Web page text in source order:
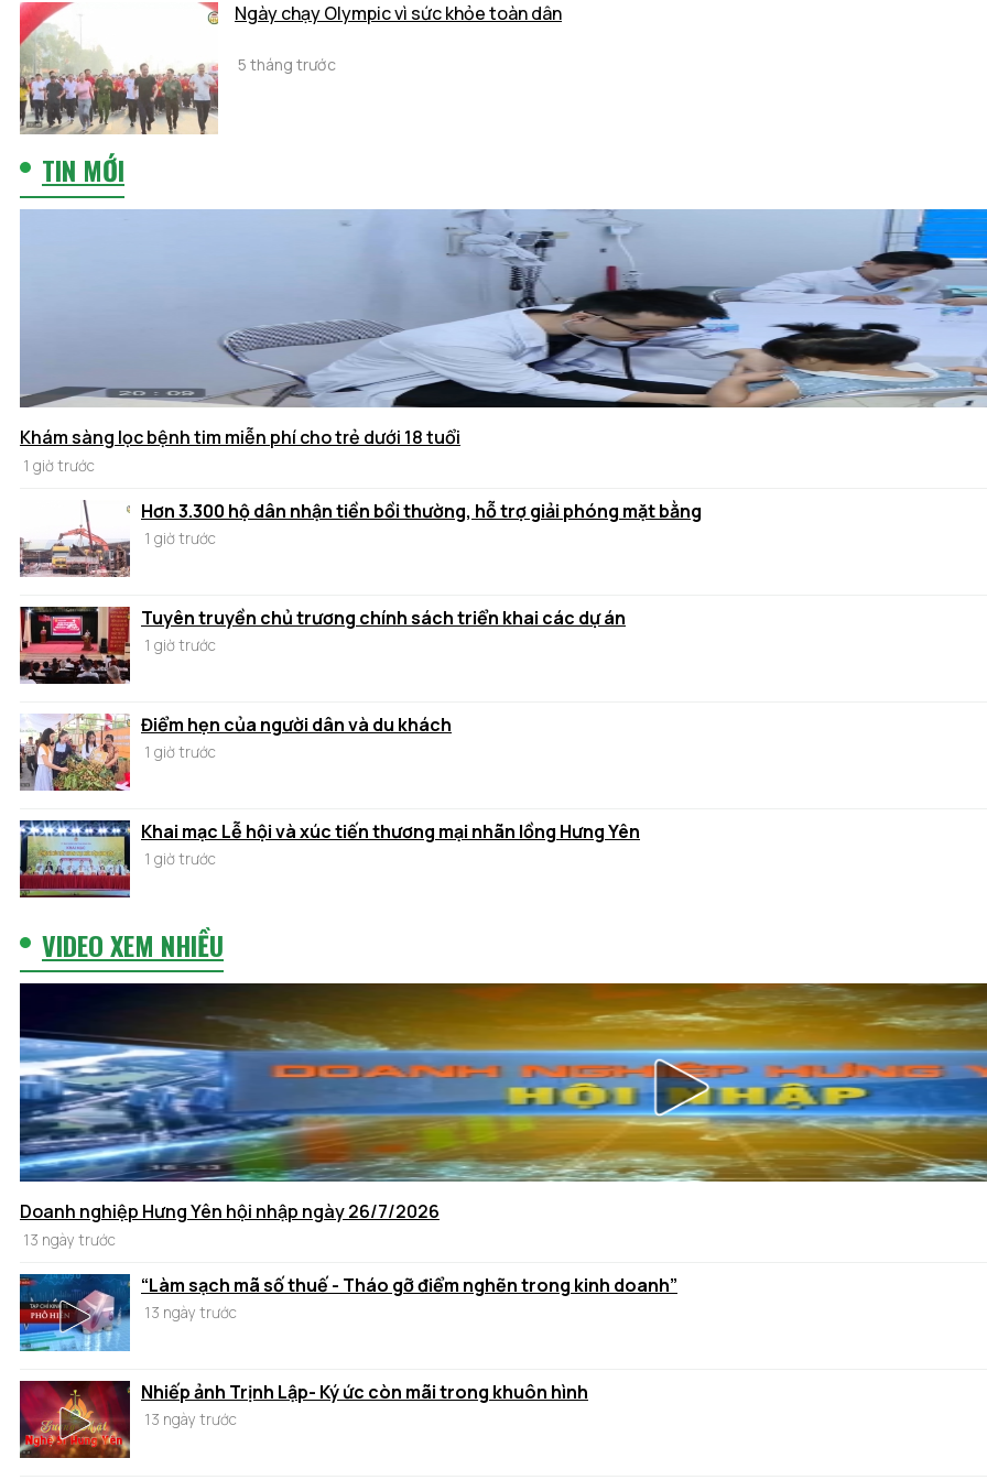
Ngày chạy Olympic vì sức khỏe toàn dân
5 tháng trước
TIN MỚI
Khám sàng lọc bệnh tim miễn phí cho trẻ dưới 18 tuổi
1 giờ trước
Hơn 3.300 hộ dân nhận tiền bồi thường, hỗ trợ giải phóng mặt bằng
1 giờ trước
Tuyên truyền chủ trương chính sách triển khai các dự án
1 giờ trước
Điểm hẹn của người dân và du khách
1 giờ trước
Khai mạc Lễ hội và xúc tiến thương mại nhãn lồng Hưng Yên
1 giờ trước
VIDEO XEM NHIỀU
Doanh nghiệp Hưng Yên hội nhập ngày 26/7/2026
13 ngày trước
“Làm sạch mã số thuế - Tháo gỡ điểm nghẽn trong kinh doanh”
13 ngày trước
Nhiếp ảnh Trịnh Lập- Ký ức còn mãi trong khuôn hình
13 ngày trước